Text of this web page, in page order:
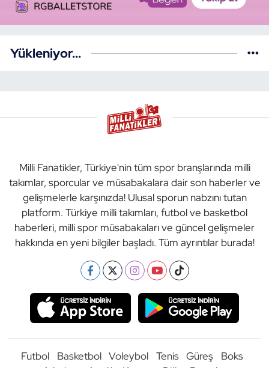
Yükleniyor...
Milli Fanatikler, Türkiye'nin tüm spor branşlarında milli
takımlar, sporcular ve müsabakalara dair son haberler ve
gelişmelerle karşınızda! Ulusal sporun nabzını tutan
platform. Türkiye milli takımları, futbol ve basketbol
haberleri, milli spor müsabakaları ve güncel gelişmeler
hakkında en yeni bilgiler başladı. Tüm ayrıntılar burada!
Futbol Basketbol Voleybol Tenis Güreş
Boks